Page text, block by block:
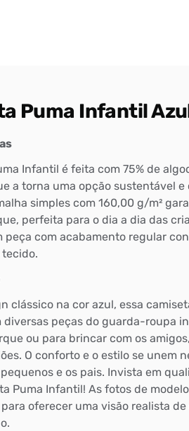
região
Puma Infantil
Infantil é feita com 75% de
a torna uma opção sustentável
simples com 160,00 g/m²
perfeita para o dia a dia das
peça com acabamento regular
clássico na cor azul, essa
diversas peças do guarda-roupa
ou para brincar com os
O conforto e o estilo se unem
e os pais. Invista em
Puma Infantil! As fotos de
oferecer uma visão realista